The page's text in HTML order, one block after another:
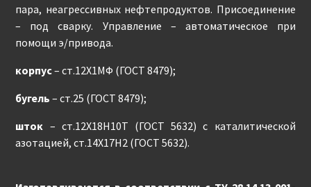
пара, неагрессивных нефтепродуктов. Присоединение
– под сварку. Управление – автоматическое при
помощи э/привода.
корпус– ст.12Х1МФ (ГОСТ 8479);
бугель – ст.25 (ГОСТ 8479);
шток – ст.12Х18Н10Т (ГОСТ 5632) с каталитической
азотацией, ст.14Х17Н2 (ГОСТ 5632).